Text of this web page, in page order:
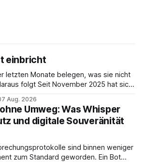
einbricht
letzten Monate belegen, was sie nicht
2025 hat sich
nicht nur unterstützen, sondern
Sie können. Es gibt inzwischen genug
um über Belege statt
Aug. 2026
Umweg: Was Whisper
und digitale Souveränität
sind binnen weniger
zum Standard geworden. Ein Bot